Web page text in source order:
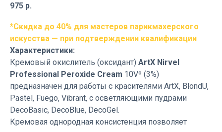
975 р.
*Скидка до 40% для мастеров парикмахерского
искусства — при подтверждении квалификации
Характеристики:
Кремовый окислитель (оксидант) ArtX Nirvel
Professional Peroxide Cream 10Vº (3%)
предназначен для работы с красителями ArtX, BlondU,
Pastel, Fuego, Vibrant, с осветляющими пудрами
DecoBasic, DecoBlue, DecoGel.
Кремовая однородная консистенция позволяет